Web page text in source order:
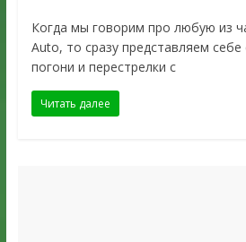
Когда мы говорим про любую из
Auto, то сразу представляем
погони и перестрелки с
Читать далее